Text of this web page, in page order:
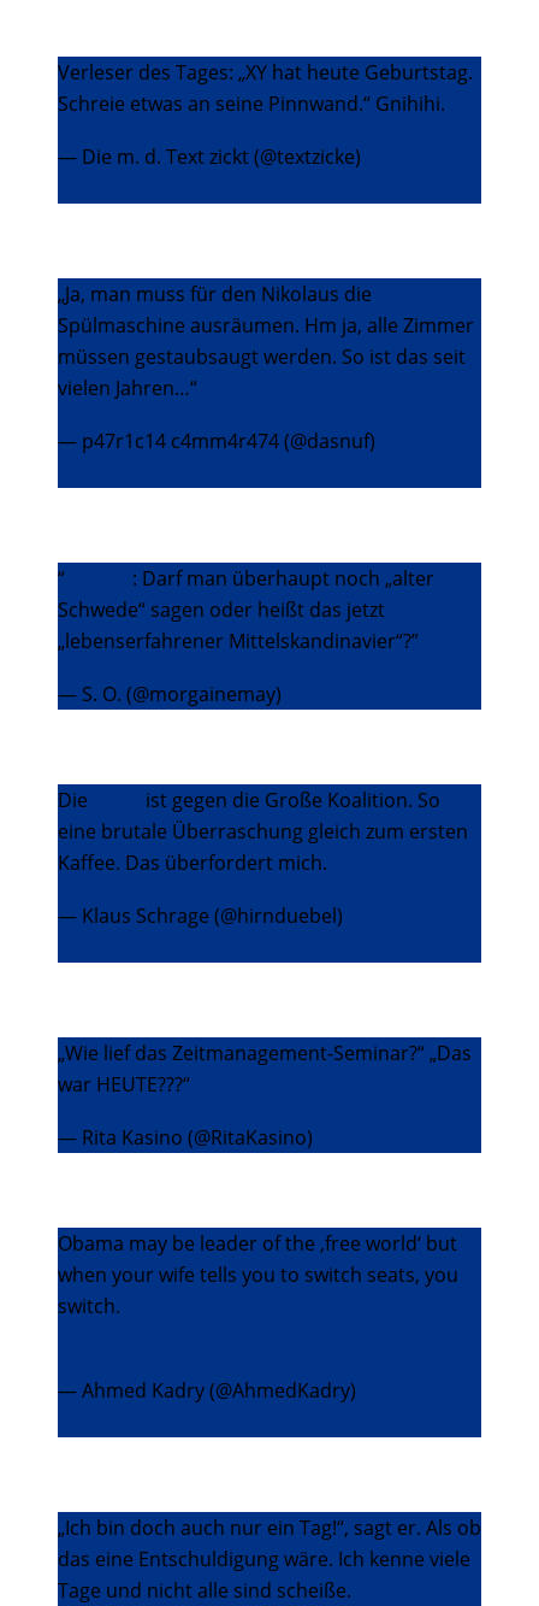
Verleser des Tages: „XY hat heute Geburtstag.
Schreie etwas an seine Pinnwand.“ Gnihihi.
— Die m. d. Text zickt (@textzicke)
„Ja, man muss für den Nikolaus die
Spülmaschine ausräumen. Hm ja, alle Zimmer
müssen gestaubsaugt werden. So ist das seit
vielen Jahren…“
— p47r1c14 c4mm4r474 (@dasnuf)
“
: Darf man überhaupt noch „alter
Schwede“ sagen oder heißt das jetzt
„lebenserfahrener Mittelskandinavier“?”
— S. O. (@morgainemay)
Die
ist gegen die Große Koalition. So
eine brutale Überraschung gleich zum ersten
Kaffee. Das überfordert mich.
— Klaus Schrage (@hirnduebel)
„Wie lief das Zeitmanagement-Seminar?“ „Das
war HEUTE???“
— Rita Kasino (@RitaKasino)
Obama may be leader of the ‚free world‘ but
when your wife tells you to switch seats, you
switch.
— Ahmed Kadry (@AhmedKadry)
„Ich bin doch auch nur ein Tag!“, sagt er. Als ob
das eine Entschuldigung wäre. Ich kenne viele
Tage und nicht alle sind scheiße.